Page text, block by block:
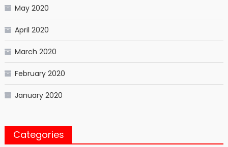
May 2020
April 2020
March 2020
February 2020
January 2020
Categories